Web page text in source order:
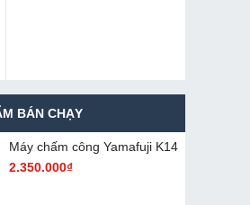
BÁN CHẠY
Máy chấm cô​ng Yamafuji K14
2.350.000₫